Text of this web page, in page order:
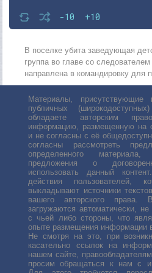
-10 +10
В поселке убита заведующая
группа во главе со
направлена в командировку для
Материалы,
публичных
обладаете авторским
информацию, размещенную на
и не согласны с её
согласны рассмотреть
определенного
предложения о
использовать данный
действия пользователей,
выкладывают источники
вашего авторского
загружаются автоматически,
с чьей либо стороны, что
опыте размещения информации
Не смотря на это, при
касательно ссылок на
нашем сайте,
просим обращаться к нам с